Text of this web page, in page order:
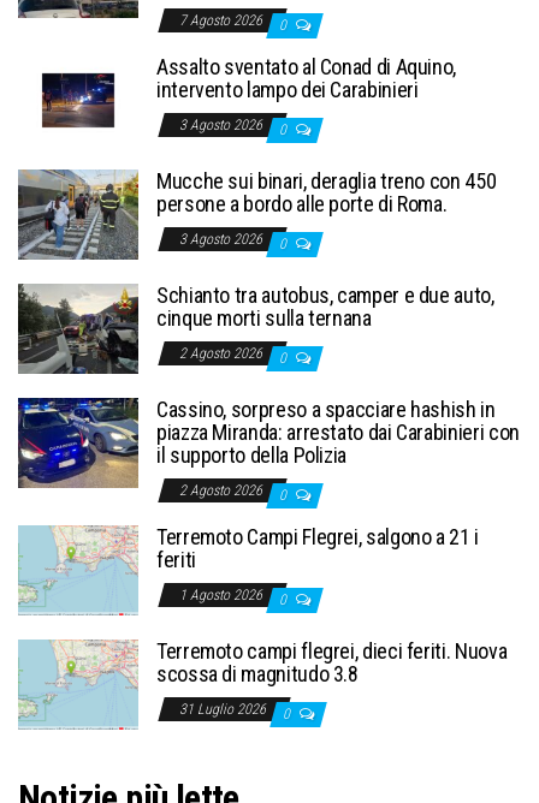
7 Agosto 2026 0
Assalto sventato al Conad di Aquino,
intervento lampo dei Carabinieri
3 Agosto 2026 0
Mucche sui binari, deraglia treno con 450
persone a bordo alle porte di Roma.
3 Agosto 2026 0
Schianto tra autobus, camper e due auto,
cinque morti sulla ternana
2 Agosto 2026 0
Cassino, sorpreso a spacciare hashish in
piazza Miranda: arrestato dai Carabinieri con
il supporto della Polizia
2 Agosto 2026 0
Terremoto Campi Flegrei, salgono a 21 i
feriti
1 Agosto 2026 0
Terremoto campi flegrei, dieci feriti. Nuova
scossa di magnitudo 3.8
31 Luglio 2026 0